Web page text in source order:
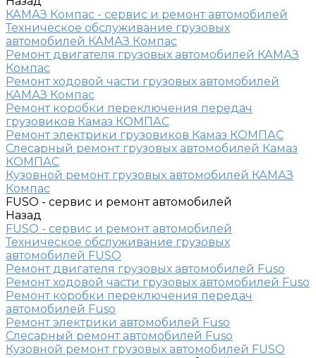
КАМАЗ Компас - сервис и ремонт автомобилей
Техническое обслуживание грузовых
автомобилей КАМАЗ Компас
Ремонт двигателя грузовых автомобилей КАМАЗ
Компас
Ремонт ходовой части грузовых автомобилей
КАМАЗ Компас
Ремонт коробки переключения передач
грузовиков Камаз КОМПАС
Ремонт электрики грузовиков Камаз КОМПАС
Слесарный ремонт грузовых автомобилей Камаз
КОМПАС
Кузовной ремонт грузовых автомобилей КАМАЗ
Компас
FUSO - сервис и ремонт автомобилей
Назад
FUSO - сервис и ремонт автомобилей
Техническое обслуживание грузовых
автомобилей FUSO
Ремонт двигателя грузовых автомобилей Fuso
Ремонт ходовой части грузовых автомобилей Fuso
Ремонт коробки переключения передач
автомобилей Fuso
Ремонт электрики автомобилей Fuso
Слесарный ремонт автомобилей Fuso
Кузовной ремонт грузовых автомобилей FUSO